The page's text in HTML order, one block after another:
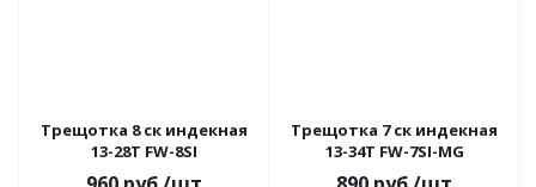
Трещотка 8 ск индекная
13-28T FW-8SI
Трещотка 7 ск индекная
13-34T FW-7SI-MG